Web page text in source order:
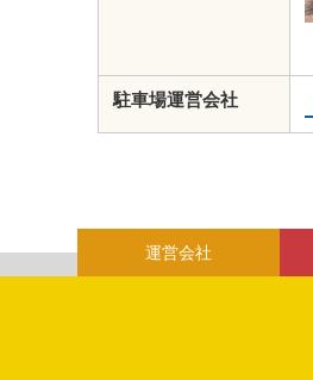
駐車場運営会社
運営会社